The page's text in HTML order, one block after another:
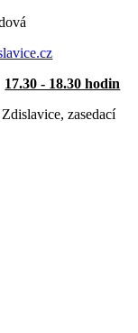
17.30 - 18.30 hodin
zasedací